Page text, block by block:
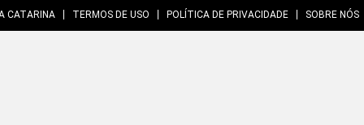
CATARINA TERMOS DE USO POLÍTICA DE PRIVACIDADE SOBRE NÓS